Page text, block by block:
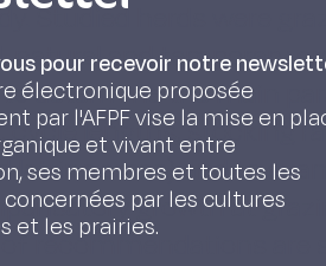
Studied herds were
natural and temporary
determine the main
lengths, stocking
latrine areas) and to
growth at
recommendations are
pour recevoir notre
électronique proposée
par l'AFPF vise la mise en
et vivant entre
ses membres et toutes les
par les cultures
et les prairies.